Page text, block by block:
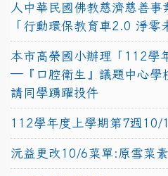
人中華民國佛教慈濟慈善事
「行動環保教育車2.0 淨零
本市高榮國小辦理「112學
─『口腔衛生』議題中心學
請同學踴躍投件
112學年度上學期第7週10/
沅益更改10/6菜單:原雪菜